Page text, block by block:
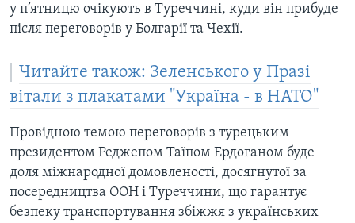
Мови
у п’ятницю очікують в Туреччині, куди він прибуде
після переговорів у Болгарії та Чехії.
Читайте також: Зеленського у Празі
вітали з плакатами "Україна - в НАТО"
Провідною темою переговорів з турецьким
президентом Реджепом Таїпом Ердоганом буде
доля міжнародної домовленості, досягнутої за
посередництва ООН і Туреччини, що гарантує
безпеку транспортування збіжжя з українських